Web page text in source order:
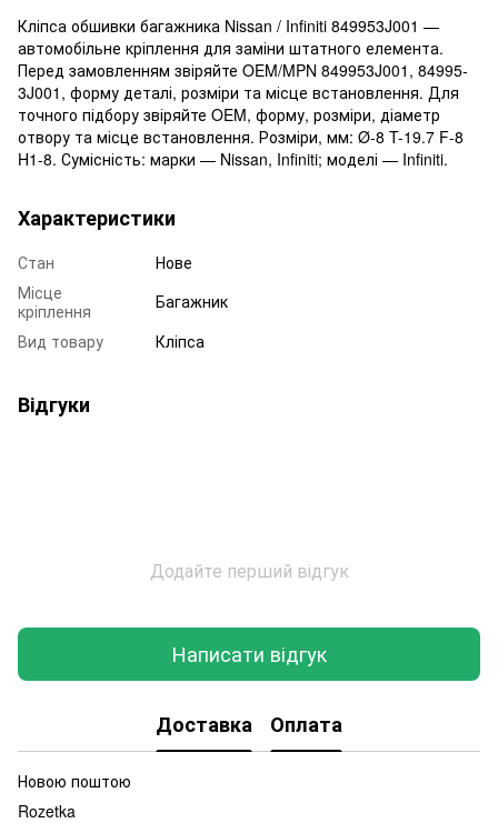
Кліпса обшивки багажника Nissan / Infiniti 849953J001 —
автомобільне кріплення для заміни штатного елемента.
Перед замовленням звіряйте OEM/MPN 849953J001, 84995-
3J001, форму деталі, розміри та місце встановлення. Для
точного підбору звіряйте OEM, форму, розміри, діаметр
отвору та місце встановлення. Розміри, мм: Ø-8 T-19.7 F-8
H1-8. Сумісність: марки — Nissan, Infiniti; моделі — Infiniti.
Характеристики
Стан
Нове
Місце
кріплення
Багажник
Вид товару
Кліпса
Відгуки
Додайте перший відгук
Написати відгук
Доставка Оплата
Новою поштою
Rozetka